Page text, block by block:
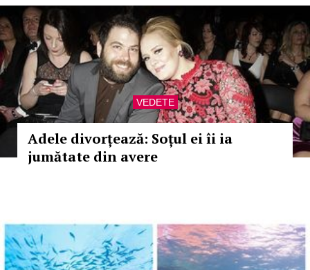
VEDETE
Adele divorțează: Soțul ei îi ia
jumătate din avere